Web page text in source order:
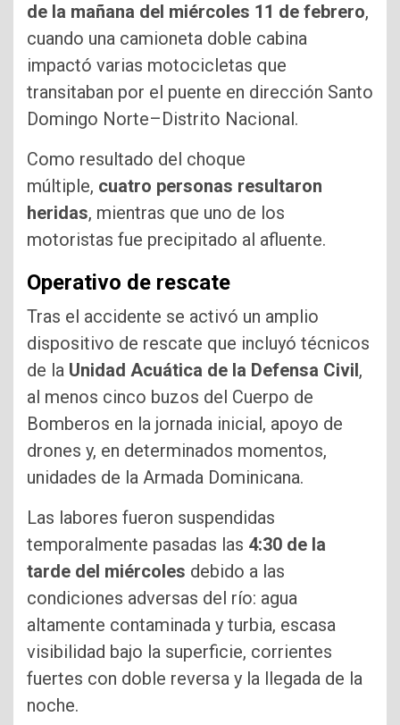
de la mañana del miércoles 11 de febrero,
cuando una camioneta doble cabina
impactó varias motocicletas que
transitaban por el puente en dirección Santo
Domingo Norte–Distrito Nacional.
Como resultado del choque
múltiple, cuatro personas resultaron
heridas, mientras que uno de los
motoristas fue precipitado al afluente.
Operativo de rescate
Tras el accidente se activó un amplio
dispositivo de rescate que incluyó técnicos
de la Unidad Acuática de la Defensa Civil,
al menos cinco buzos del Cuerpo de
Bomberos en la jornada inicial, apoyo de
drones y, en determinados momentos,
unidades de la Armada Dominicana.
Las labores fueron suspendidas
temporalmente pasadas las 4:30 de la
tarde del miércoles debido a las
condiciones adversas del río: agua
altamente contaminada y turbia, escasa
visibilidad bajo la superficie, corrientes
fuertes con doble reversa y la llegada de la
noche.